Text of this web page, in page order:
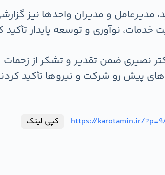
مدیرعامل و مدیران واحدها نیز
خدمات، نوآوری و توسعه پایدار تأکید
نصیری ضمن تقدیر و تشکر از
پیش رو شرکت و نیروها تأکید
https://karotamin.ir/ کپی لینک